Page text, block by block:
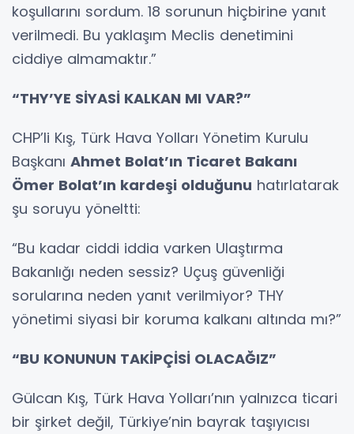
koşullarını sordum. 18 sorunun hiçbirine yanıt
verilmedi. Bu yaklaşım Meclis denetimini
ciddiye almamaktır.”
“THY’YE SİYASİ KALKAN MI VAR?”
CHP’li Kış, Türk Hava Yolları Yönetim Kurulu
Başkanı Ahmet Bolat’ın Ticaret Bakanı
Ömer Bolat’ın kardeşi olduğunu hatırlatarak
şu soruyu yöneltti:
“Bu kadar ciddi iddia varken Ulaştırma
Bakanlığı neden sessiz? Uçuş güvenliği
sorularına neden yanıt verilmiyor? THY
yönetimi siyasi bir koruma kalkanı altında mı?”
“BU KONUNUN TAKİPÇİSİ OLACAĞIZ”
Gülcan Kış, Türk Hava Yolları’nın yalnızca ticari
bir şirket değil, Türkiye’nin bayrak taşıyıcısı